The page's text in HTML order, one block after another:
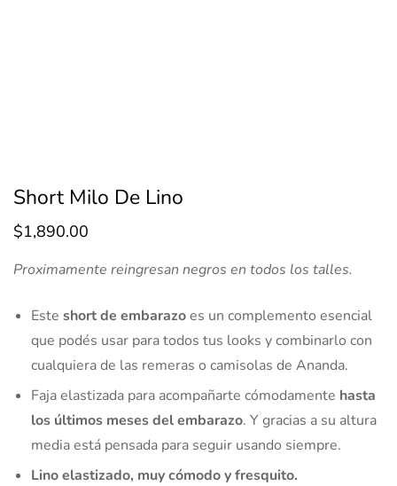
Short Milo De Lino
$1,890.00
Proximamente reingresan negros en todos los talles.
Este short de embarazoes un complemento esencial
que podés usar para todos tus looks y combinarlo con
cualquiera de las remeras o camisolas de Ananda.
Faja elastizada para acompañarte cómodamente hasta
los últimos meses del embarazo. Y gracias a su altura
media está pensada para seguir usando siempre.
Lino elastizado, muy cómodo y fresquito.